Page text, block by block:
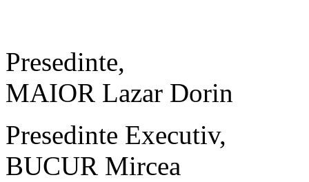
MAIOR Lazar Dorin
Presedinte Executiv,
BUCUR Mircea